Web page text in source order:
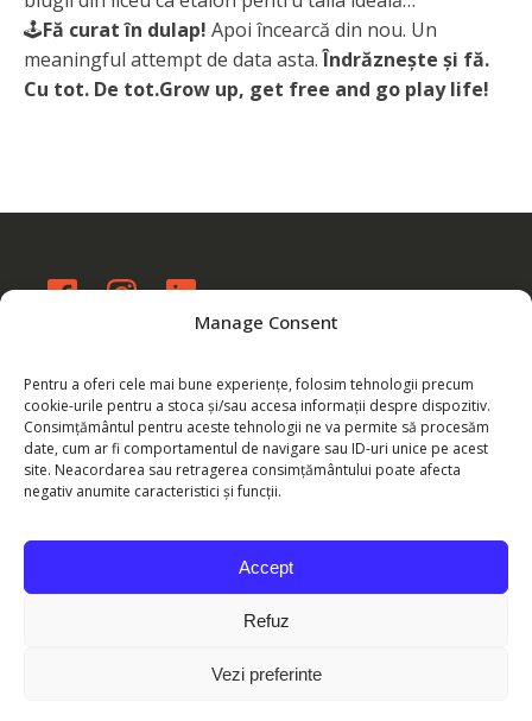
Manage Consent
Pentru a oferi cele mai bune experiențe, folosim tehnologii precum
cookie-urile pentru a stoca și/sau accesa informații despre dispozitiv.
Consimțământul pentru aceste tehnologii ne va permite să procesăm
date, cum ar fi comportamentul de navigare sau ID-uri unice pe acest
site. Neacordarea sau retragerea consimțământului poate afecta
negativ anumite caracteristici și funcții.
Accept
Refuz
Vezi preferinte
🕹Fă curat în dulap! Apoi încearcă din nou. Un
meaningful attempt de data asta.Îndrăznește și fă.
Cu tot. De tot.Grow up, get free and go play life!
eu@byarmina.com
WhatsApp: 0760 137 488
Plătește online
Echipa ByArmina - SC CRB
Copyright 2020 - 2024 byArmina.com | byArmina.com